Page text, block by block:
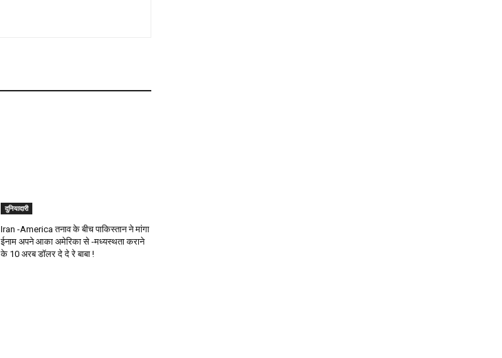
दुनियादारी
Iran -America तनाव के बीच पाकिस्तान ने मांगा
ईनाम अपने आका अमेरिका से -मध्यस्थता कराने
के 10 अरब डॉलर दे दे रे बाबा !